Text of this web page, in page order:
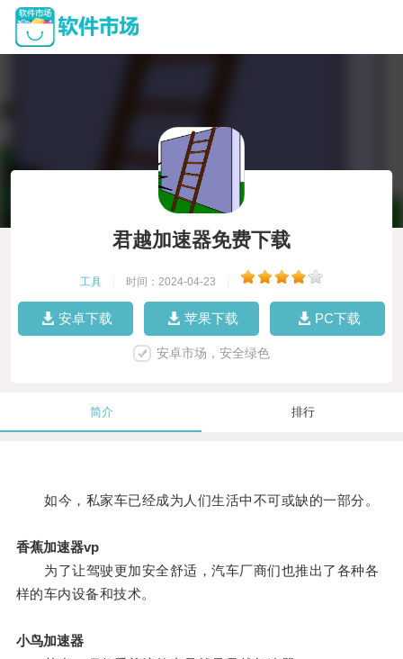
君越加速器免费下载
工具 时间：2024-04-23
安卓下载 苹果下载 PC下载
安卓市场，安全绿色
简介 排行
如今，私家车已经成为人们生活中不可或缺的一部分。
香蕉加速器vp
为了让驾驶更加安全舒适，汽车厂商们也推出了各种各
样的车内设备和技术。
小鸟加速器